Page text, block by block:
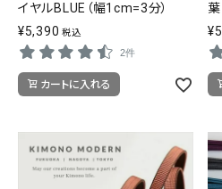
イヤルBLUE（幅1cm=3分）
¥5,390 税込
2件
カートに入れる
葉
¥